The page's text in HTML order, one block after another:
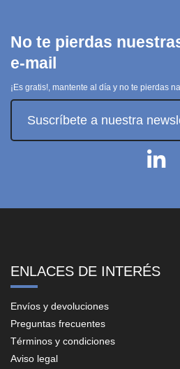
No te pierdas
e-mail
¡Es gratis!, mantente al día y no te pierdas
Suscríbete a nuestra
ENLACES DE INTERÉS
Envíos y devoluciones
Preguntas frecuentes
Términos y condiciones
Aviso legal